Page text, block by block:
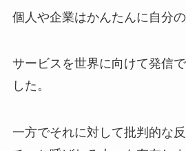
個人や企業はかんたんに自分
サービスを世界に向けて発信
した。
一方でそれに対して批判的な